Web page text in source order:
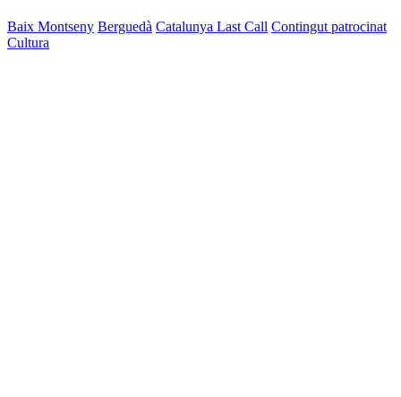
Baix Montseny Berguedà Catalunya Last Call Contingut patrocinat
Cultura